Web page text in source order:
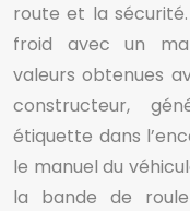
route et la
froid avec un
valeurs obtenues
constructeur,
étiquette dans
le manuel du
la bande de